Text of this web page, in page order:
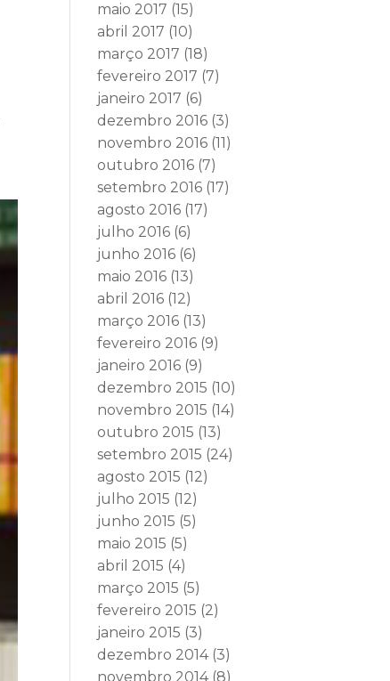
maio 2017 (15)
abril 2017 (10)
março 2017 (18)
fevereiro 2017 (7)
janeiro 2017 (6)
dezembro 2016 (3)
novembro 2016 (11)
outubro 2016 (7)
setembro 2016 (17)
agosto 2016 (17)
julho 2016 (6)
junho 2016 (6)
maio 2016 (13)
abril 2016 (12)
março 2016 (13)
fevereiro 2016 (9)
janeiro 2016 (9)
dezembro 2015 (10)
novembro 2015 (14)
outubro 2015 (13)
setembro 2015 (24)
agosto 2015 (12)
julho 2015 (12)
junho 2015 (5)
maio 2015 (5)
abril 2015 (4)
março 2015 (5)
fevereiro 2015 (2)
janeiro 2015 (3)
dezembro 2014(3)
novembro 2014(8)